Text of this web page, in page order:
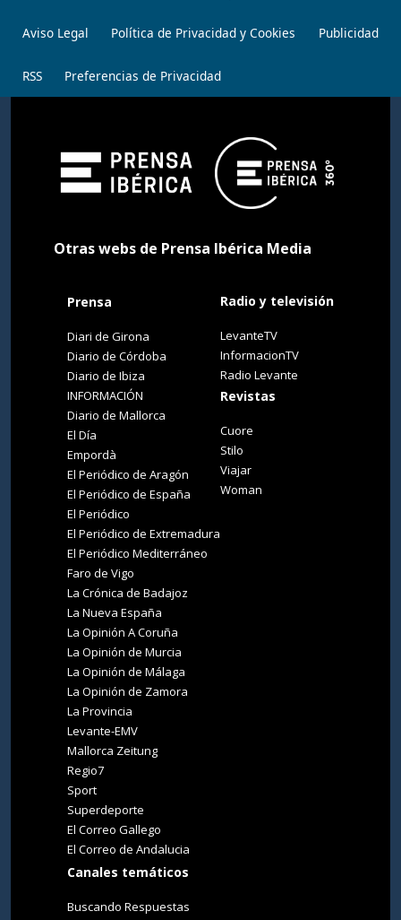
Aviso Legal Política de Privacidad y Cookies Publicidad
RSS Preferencias de Privacidad
Otras webs de Prensa Ibérica Media
Prensa
Diari de Girona
Diario de Córdoba
Diario de Ibiza
INFORMACIÓN
Diario de Mallorca
El Día
Empordà
El Periódico de Aragón
El Periódico de España
El Periódico
El Periódico de Extremadura
El Periódico Mediterráneo
Faro de Vigo
La Crónica de Badajoz
La Nueva España
La Opinión A Coruña
La Opinión de Murcia
La Opinión de Málaga
La Opinión de Zamora
La Provincia
Levante-EMV
Mallorca Zeitung
Regio7
Sport
Superdeporte
El Correo Gallego
El Correo de Andalucia
Canales temáticos
Buscando Respuestas
Radio y televisión
LevanteTV
InformacionTV
Radio Levante
Revistas
Cuore
Stilo
Viajar
Woman